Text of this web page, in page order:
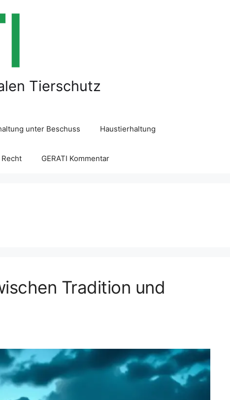
Tierschutz
unter Beschuss Haustierhaltung
GERATI Kommentar
Tradition und